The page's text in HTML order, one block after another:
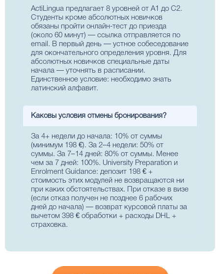
ActiLingua предлагает 8 уровней от A1 до C2.
Студенты кроме абсолютных новичков
обязаны пройти онлайн-тест до приезда
(около 60 минут) — ссылка отправляется по
email. В первый день — устное собеседование
для окончательного определения уровня. Для
абсолютных новичков специальные даты
начала — уточнять в расписании.
Единственное условие: необходимо знать
латинский алфавит.
Каковы условия отмены бронирования?
За 4+ недели до начала: 10% от суммы
(минимум 198 €). За 2–4 недели: 50% от
суммы. За 7–14 дней: 80% от суммы. Менее
чем за 7 дней: 100%. University Preparation и
Enrolment Guidance: депозит 198 € +
стоимость этих модулей не возвращаются ни
при каких обстоятельствах. При отказе в визе
(если отказ получен не позднее 6 рабочих
дней до начала) — возврат курсовой платы за
вычетом 398 € обработки + расходы DHL +
страховка.